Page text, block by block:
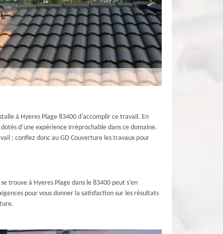
à Hyeres Plage 83400 d’accomplir ce travail. En
d’une expérience irréprochable dans ce domaine.
; confiez donc au GD Couverture les travaux pour
trouve à Hyeres Plage dans le 83400 peut s’en
pour vous donner la satisfaction sur les résultats